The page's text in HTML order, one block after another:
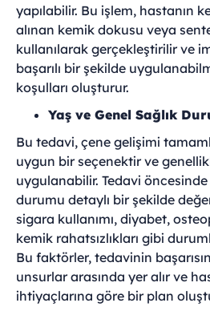
yapılabilir. Bu işlem, hastanın
alınan kemik dokusu veya
kullanılarak gerçekleştirilir ve
başarılı bir şekilde
koşulları oluşturur.
Yaş ve Genel Sağlık
Bu tedavi, çene gelişimi
uygun bir seçenektir ve
uygulanabilir. Tedavi öncesinde
durumu detaylı bir şekilde
sigara kullanımı, diyabet,
kemik rahatsızlıkları gibi
Bu faktörler, tedavinin
unsurlar arasında yer alır ve
ihtiyaçlarına göre bir plan